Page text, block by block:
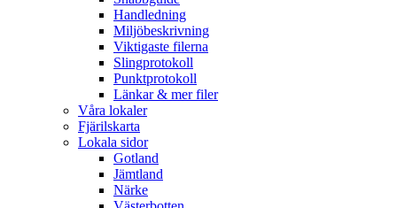
Handledning
Miljöbeskrivning
Viktigaste filerna
Slingprotokoll
Punktprotokoll
Länkar & mer filer
Våra lokaler
Fjärilskarta
Lokala sidor
Gotland
Jämtland
Närke